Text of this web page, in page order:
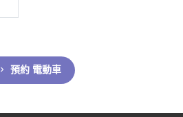
預約 電動車